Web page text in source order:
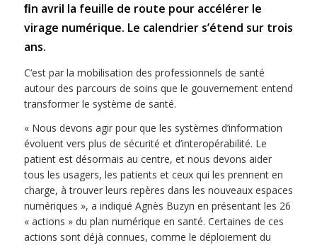
ﬁn avril la feuille de route pour accélérer le
virage numérique. Le calendrier s’étend sur trois
ans.
C’est par la mobilisation des professionnels de santé
autour des parcours de soins que le gouvernement entend
transformer le système de santé.
« Nous devons agir pour que les systèmes d’information
évoluent vers plus de sécurité et d’interopérabilité. Le
patient est désormais au centre, et nous devons aider
tous les usagers, les patients et ceux qui les prennent en
charge, à trouver leurs repères dans les nouveaux espaces
numériques », a indiqué Agnès Buzyn en présentant les 26
« actions » du plan numérique en santé. Certaines de ces
actions sont déjà connues, comme le déploiement du